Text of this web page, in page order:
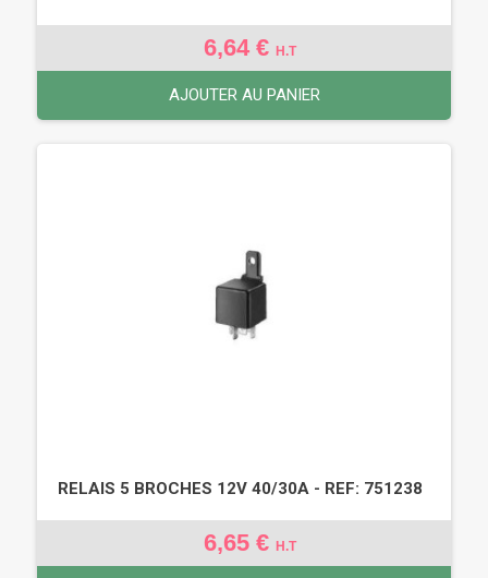
6,64 € H.T
AJOUTER AU PANIER
RELAIS 5 BROCHES 12V 40/30A - REF: 751238
6,65 € H.T